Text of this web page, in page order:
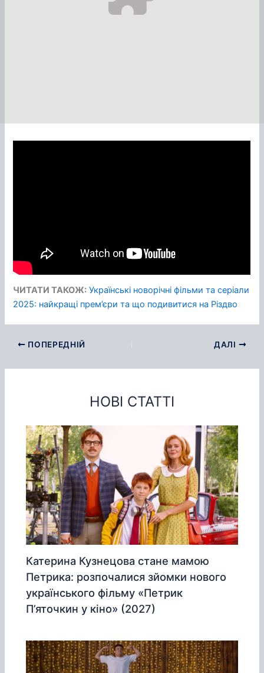
ЧИТАТИ ТАКОЖ: Українські новорічні фільми та серіали
2025: найкращі прем’єри та що подивитися на Різдво
ПОПЕРЕДНІЙ ДАЛІ
НОВІ СТАТТІ
Катерина Кузнецова стане мамою
Петрика: розпочалися зйомки нового
українського фільму «Петрик
П’яточкин у кіно» (2027)